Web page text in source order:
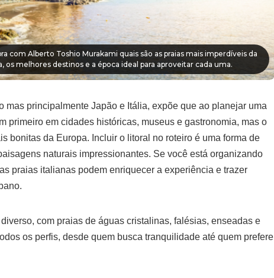
com Alberto Toshio Murakami quais são as praias mais imperdíveis da
os melhores destinos e a época ideal para aproveitar cada uma.
mas principalmente Japão e Itália, expõe que ao planejar uma
primeiro em cidades históricas, museus e gastronomia, mas o
bonitas da Europa. Incluir o litoral no roteiro é uma forma de
naturais impressionantes. Se você está organizando
praias italianas podem enriquecer a experiência e trazer
com praias de águas cristalinas, falésias, enseadas e
os perfis, desde quem busca tranquilidade até quem prefere